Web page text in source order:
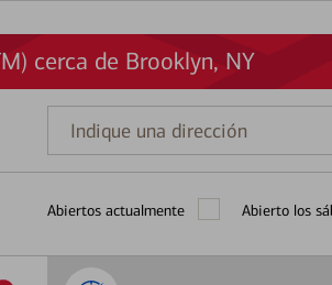
cerca de Brooklyn, NY
Indique
una
Abiertos actualmente Abierto los